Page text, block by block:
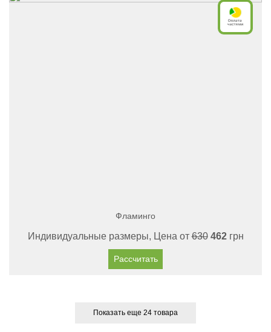
Фламинго
Индивидуальные размеры, Цена от630 462грн
Рассчитать
Показать еще 24 товара